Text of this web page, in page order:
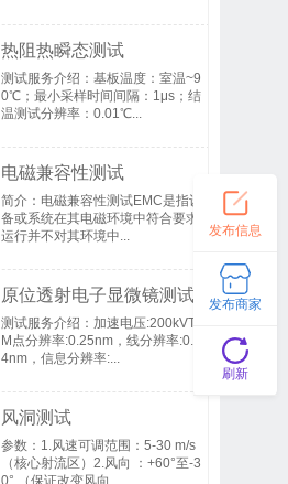
热阻热瞬态测试
测试服务介绍：基板温度：室温~9
0℃；最小采样时间间隔：1μs；结
温测试分辨率：0.01℃...
电磁兼容性测试
简介：电磁兼容性测试EMC是指设
备或系统在其电磁环境中符合要求
运行并不对其环境中...
原位透射电子显微镜测试
测试服务介绍：加速电压:200kVTE
M点分辨率:0.25nm，线分辨率:0.1
4nm，信息分辨率:...
风洞测试
参数：1.风速可调范围：5-30 m/s
（核心射流区）2.风向 ：+60°至-3
0° （保证改变风向...
发布信息
发布商家
刷新